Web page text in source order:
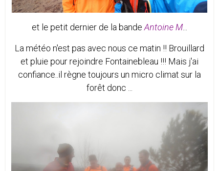
et le petit dernier de la bande Antoine M
La météo n'est pas avec nous ce matin !! Brouillard
et pluie pour rejoindre Fontainebleau !!! Mais j'ai
confiance..il règne toujours un micro climat sur la
forêt donc ...